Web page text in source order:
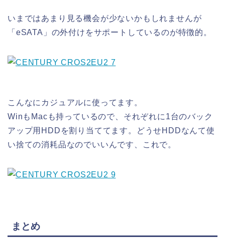
いまではあまり見る機会が少ないかもしれませんが
「eSATA」の外付けをサポートしているのが特徴的。
こんなにカジュアルに使ってます。
WinもMacも持っているので、それぞれに1台のバック
アップ用HDDを割り当ててます。どうせHDDなんて使
い捨ての消耗品なのでいいんです、これで。
まとめ